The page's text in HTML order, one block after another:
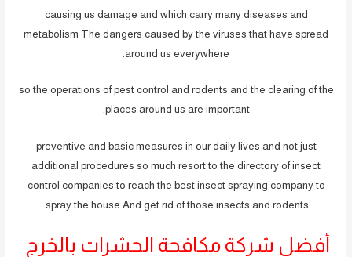
causing us damage and which carry many diseases and
metabolism The dangers caused by the viruses that have spread
around us everywhere.
so the operations of pest control and rodents and the clearing of the
places around us are important.
preventive and basic measures in our daily lives and not just
additional procedures so much resort to the directory of insect
control companies to reach the best insect spraying company to
spray the house And get rid of those insects and rodents.
أفضل شركة مكافحة الحشرات بالخرج